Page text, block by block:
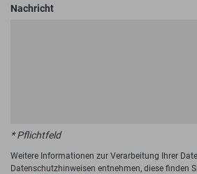
Nachricht
* Pflichtfeld
Weitere Informationen zur Verarbeitung Ihrer
Datenschutzhinweisen entnehmen, diese finden